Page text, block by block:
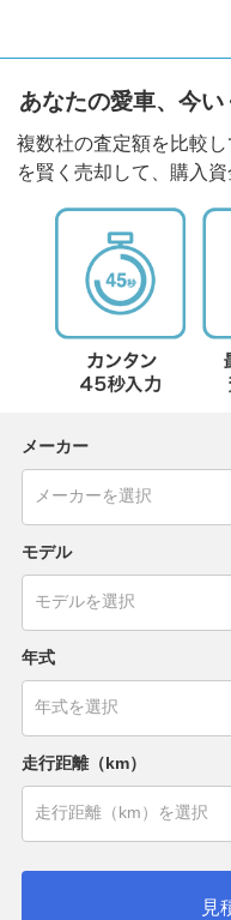
あなたの愛車、今い
複数社の査定額を比較
を賢く売却して、購入
メーカー
モデル
年式
走行距離（km）
見